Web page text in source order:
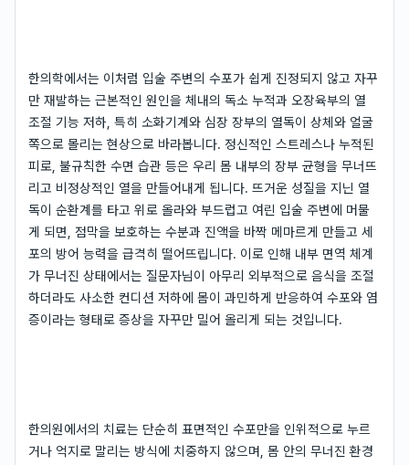
한의학에서는 이처럼 입술 주변의 수포가 쉽게 진정되지 않고 자꾸
만 재발하는 근본적인 원인을 체내의 독소 누적과 오장육부의 열
조절 기능 저하, 특히 소화기계와 심장 장부의 열독이 상체와 얼굴
쪽으로 몰리는 현상으로 바라봅니다. 정신적인 스트레스나 누적된
피로, 불규칙한 수면 습관 등은 우리 몸 내부의 장부 균형을 무너뜨
리고 비정상적인 열을 만들어내게 됩니다. 뜨거운 성질을 지닌 열
독이 순환계를 타고 위로 올라와 부드럽고 여린 입술 주변에 머물
게 되면, 점막을 보호하는 수분과 진액을 바짝 메마르게 만들고 세
포의 방어 능력을 급격히 떨어뜨립니다. 이로 인해 내부 면역 체계
가 무너진 상태에서는 질문자님이 아무리 외부적으로 음식을 조절
하더라도 사소한 컨디션 저하에 몸이 과민하게 반응하여 수포와 염
증이라는 형태로 증상을 자꾸만 밀어 올리게 되는 것입니다.
한의원에서의 치료는 단순히 표면적인 수포만을 인위적으로 누르
거나 억지로 말리는 방식에 치중하지 않으며, 몸 안의 무너진 환경